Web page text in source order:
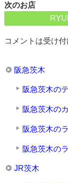
次のお店
コメントは受け付
阪急茨木
阪急茨木の
阪急茨木の
阪急茨木の
阪急茨木の
JR茨木